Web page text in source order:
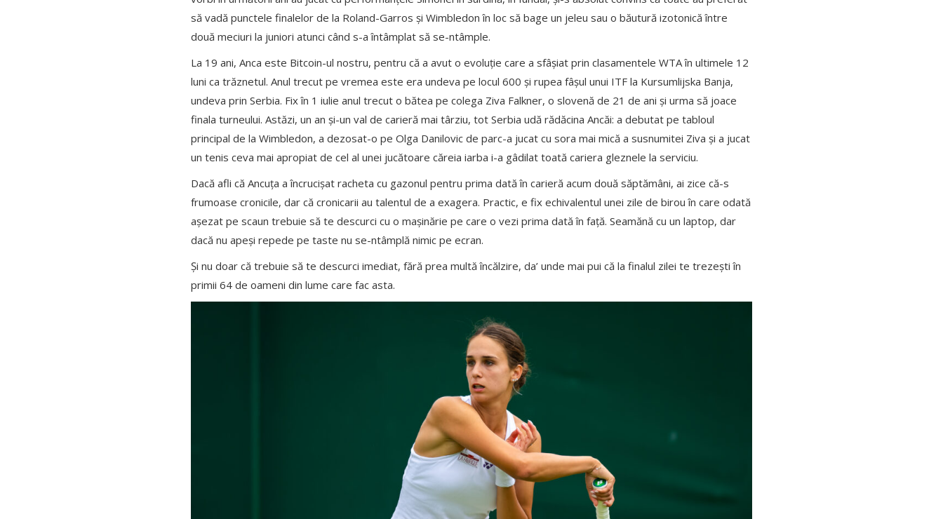
să vadă punctele finalelor de la Roland-Garros și Wimbledon în loc să bage un jeleu sau o băutură izotonică între
două meciuri la juniori atunci când s-a întâmplat să se-ntâmple.
La 19 ani, Anca este Bitcoin-ul nostru, pentru că a avut o evoluție care a sfâșiat prin clasamentele WTA în ultimele 12
luni ca trăznetul. Anul trecut pe vremea este era undeva pe locul 600 și rupea fâșul unui ITF la Kursumlijska Banja,
undeva prin Serbia. Fix în 1 iulie anul trecut o bătea pe colega Ziva Falkner, o slovenă de 21 de ani și urma să joace
finala turneului. Astăzi, un an și-un val de carieră mai târziu, tot Serbia udă rădăcina Ancăi: a debutat pe tabloul
principal de la Wimbledon, a dezosat-o pe Olga Danilovic de parc-a jucat cu sora mai mică a susnumitei Ziva și a jucat
un tenis ceva mai apropiat de cel al unei jucătoare căreia iarba i-a gâdilat toată cariera gleznele la serviciu.
Dacă afli că Ancuța a încrucișat racheta cu gazonul pentru prima dată în carieră acum două săptămâni, ai zice că-s
frumoase cronicile, dar că cronicarii au talentul de a exagera. Practic, e fix echivalentul unei zile de birou în care odată
așezat pe scaun trebuie să te descurci cu o mașinărie pe care o vezi prima dată în față. Seamănă cu un laptop, dar
dacă nu apeși repede pe taste nu se-ntâmplă nimic pe ecran.
Și nu doar că trebuie să te descurci imediat, fără prea multă încălzire, da’ unde mai pui că la finalul zilei te trezești în
primii 64 de oameni din lume care fac asta.